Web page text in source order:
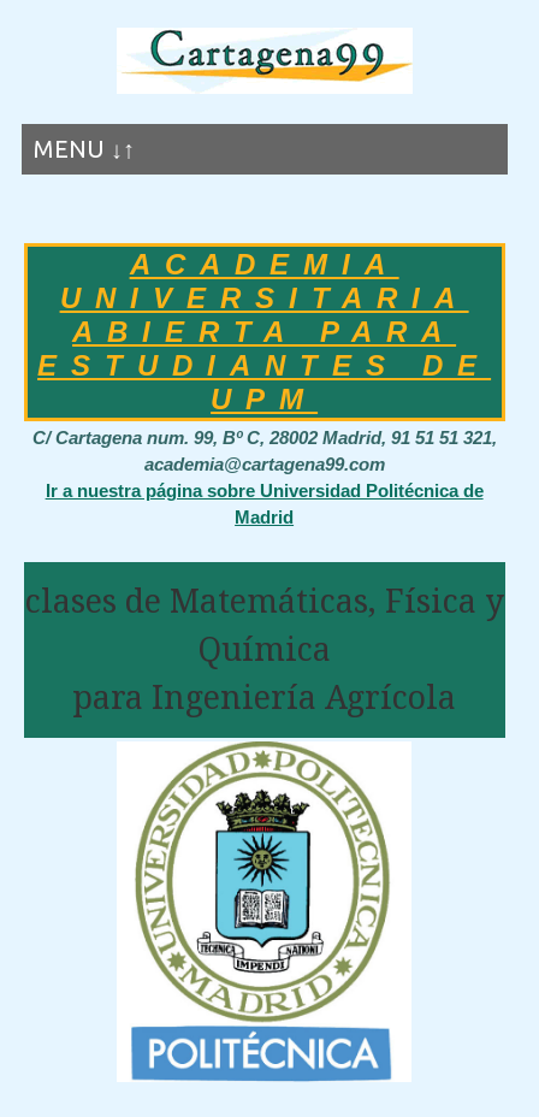
MENU ↓↑
ACADEMIA
UNIVERSITARIA
ABIERTA PARA
ESTUDIANTES DE
UPM
C/ Cartagena num. 99, Bº C, 28002 Madrid, 91 51 51 321,
academia@cartagena99.com
Ir a nuestra página sobre Universidad Politécnica de
Madrid
clases de Matemáticas, Física y
Química
para Ingeniería Agrícola